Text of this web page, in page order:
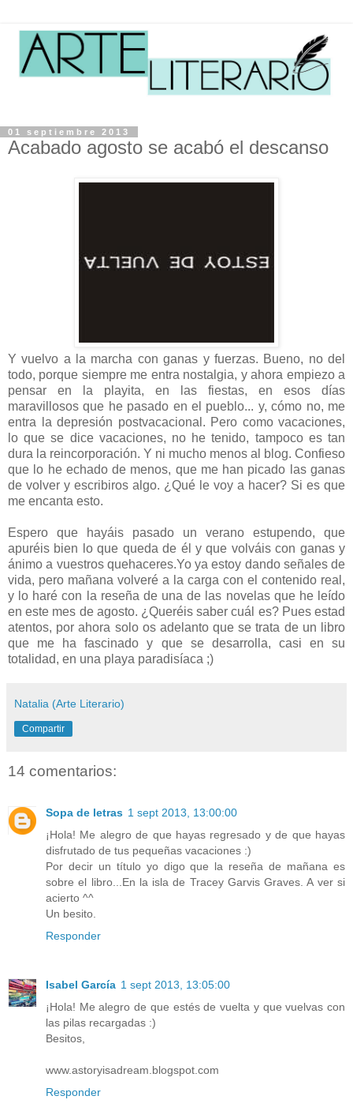
01 septiembre 2013
Acabado agosto se acabó el descanso
Y vuelvo a la marcha con ganas y fuerzas. Bueno, no del
todo, porque siempre me entra nostalgia, y ahora empiezo a
pensar en la playita, en las fiestas, en esos días
maravillosos que he pasado en el pueblo... y, cómo no, me
entra la depresión postvacacional. Pero como vacaciones,
lo que se dice vacaciones, no he tenido, tampoco es tan
dura la reincorporación. Y ni mucho menos al blog. Confieso
que lo he echado de menos, que me han picado las ganas
de volver y escribiros algo. ¿Qué le voy a hacer? Si es que
me encanta esto.
Espero que hayáis pasado un verano estupendo, que
apuréis bien lo que queda de él y que volváis con ganas y
ánimo a vuestros quehaceres.Yo ya estoy dando señales de
vida, pero mañana volveré a la carga con el contenido real,
y lo haré con la reseña de una de las novelas que he leído
en este mes de agosto. ¿Queréis saber cuál es? Pues estad
atentos, por ahora solo os adelanto que se trata de un libro
que me ha fascinado y que se desarrolla, casi en su
totalidad, en una playa paradisíaca ;)
Natalia (Arte Literario)
Compartir
14 comentarios:
Sopa de letras 1 sept 2013, 13:00:00
¡Hola! Me alegro de que hayas regresado y de que hayas
disfrutado de tus pequeñas vacaciones :)
Por decir un título yo digo que la reseña de mañana es
sobre el libro...En la isla de Tracey Garvis Graves. A ver si
acierto ^^
Un besito.
Responder
Isabel García 1 sept 2013, 13:05:00
¡Hola! Me alegro de que estés de vuelta y que vuelvas con
las pilas recargadas :)
Besitos,
www.astoryisadream.blogspot.com
Responder